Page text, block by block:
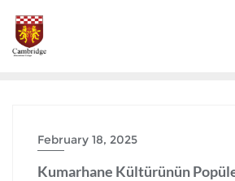
February 18, 2025
Kumarhane Kültürünün